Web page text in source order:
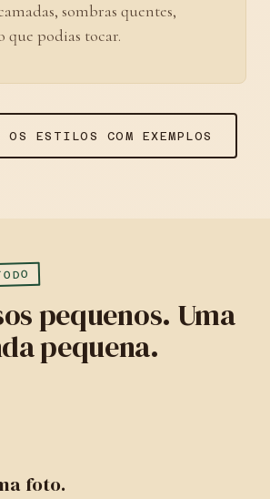
sombras quentes,
que podias tocar.
OS ESTILOS COM EXEMPLOS
pequenos. Uma
pequena.
foto.